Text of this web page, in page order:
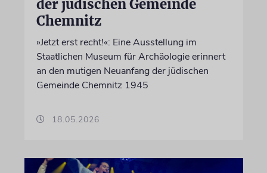
der jüdischen Gemeinde
Chemnitz
»Jetzt erst recht!«: Eine Ausstellung im
Staatlichen Museum für Archäologie erinnert
an den mutigen Neuanfang der jüdischen
Gemeinde Chemnitz 1945
18.05.2026